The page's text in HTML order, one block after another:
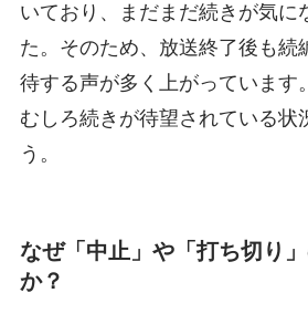
いており、まだまだ続きが気に
た。そのため、放送終了後も続
待する声が多く上がっています
むしろ続きが待望されている状
う。
なぜ「中止」や「打ち切り
か？